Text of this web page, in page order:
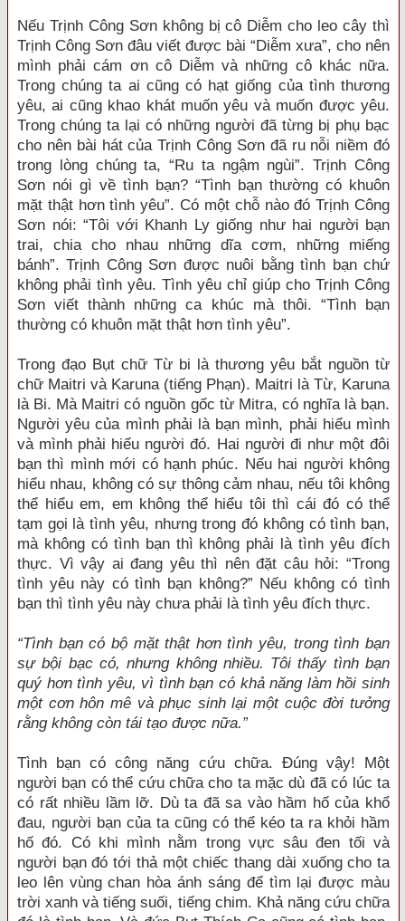
Nếu Trịnh Công Sơn không bị cô Diễm cho leo cây thì
Trịnh Công Sơn đâu viết được bài “Diễm xưa”, cho nên
mình phải cám ơn cô Diễm và những cô khác nữa.
Trong chúng ta ai cũng có hạt giống của tình thương
yêu, ai cũng khao khát muốn yêu và muốn được yêu.
Trong chúng ta lại có những người đã từng bị phụ bạc
cho nên bài hát của Trịnh Công Sơn đã ru nỗi niềm đó
trong lòng chúng ta, “Ru ta ngậm ngùi”. Trịnh Công
Sơn nói gì về tình bạn? “Tình bạn thường có khuôn
mặt thật hơn tình yêu”. Có một chỗ nào đó Trịnh Công
Sơn nói: “Tôi với Khanh Ly giống như hai người bạn
trai, chia cho nhau những dĩa cơm, những miếng
bánh”. Trịnh Công Sơn được nuôi bằng tình bạn chứ
không phải tình yêu. Tình yêu chỉ giúp cho Trịnh Công
Sơn viết thành những ca khúc mà thôi. “Tình bạn
thường có khuôn mặt thật hơn tình yêu”.
Trong đạo Bụt chữ Từ bi là thương yêu bắt nguồn từ
chữ Maitri và Karuna (tiếng Phạn). Maitri là Từ, Karuna
là Bi. Mà Maitri có nguồn gốc từ Mitra, có nghĩa là bạn.
Người yêu của mình phải là bạn mình, phải hiểu mình
và mình phải hiểu người đó. Hai người đi như một đôi
bạn thì mình mới có hạnh phúc. Nếu hai người không
hiểu nhau, không có sự thông cảm nhau, nếu tôi không
thể hiểu em, em không thể hiểu tôi thì cái đó có thể
tạm gọi là tình yêu, nhưng trong đó không có tình bạn,
mà không có tình bạn thì không phải là tình yêu đích
thực. Vì vậy ai đang yêu thì nên đặt câu hỏi: “Trong
tình yêu này có tình bạn không?” Nếu không có tình
bạn thì tình yêu này chưa phải là tình yêu đích thực.
“Tình bạn có bộ mặt thật hơn tình yêu, trong tình bạn
sự bội bạc có, nhưng không nhiều. Tôi thấy tình bạn
quý hơn tình yêu, vì tình bạn có khả năng làm hồi sinh
một cơn hôn mê và phục sinh lại một cuộc đời tưởng
rằng không còn tái tạo được nữa.”
Tình bạn có công năng cứu chữa. Đúng vậy! Một
người bạn có thể cứu chữa cho ta mặc dù đã có lúc ta
có rất nhiều lầm lỡ. Dù ta đã sa vào hầm hố của khổ
đau, người bạn của ta cũng có thể kéo ta ra khỏi hầm
hố đó. Có khi mình nằm trong vực sâu đen tối và
người bạn đó tới thả một chiếc thang dài xuống cho ta
leo lên vùng chan hòa ánh sáng để tìm lại được màu
trời xanh và tiếng suối, tiếng chim. Khả năng cứu chữa